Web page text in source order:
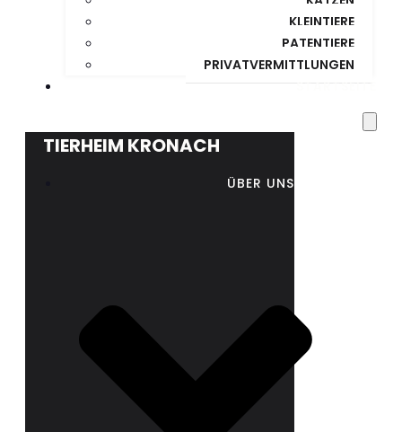
KLEINTIERE
PATENTIERE
PRIVATVERMITTLUNGEN
STARTSEITE
TIERHEIM KRONACH
ÜBER UNS